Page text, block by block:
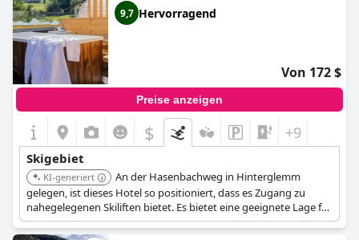
9,7 Hervorragend
Von 172 $
Preise anzeigen
$ +9
Skigebiet
KI-generiert
An der Hasenbachweg in Hinterglemm
gelegen, ist dieses Hotel so positioniert, dass es Zugang zu
nahegelegenen Skiliften bietet. Es bietet eine geeignete Lage für
Skibegeisterte.